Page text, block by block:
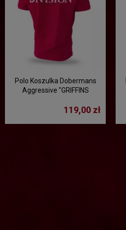
Polo Koszulka Dobermans
Aggressive "GRIFFINS
czerwony119,00 zł